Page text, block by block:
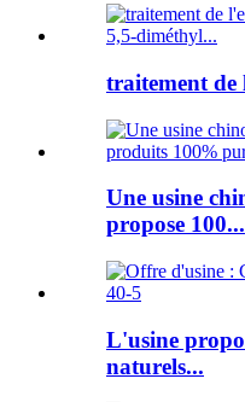
traitement
Une usine
propose 100...
L'usine
naturels...